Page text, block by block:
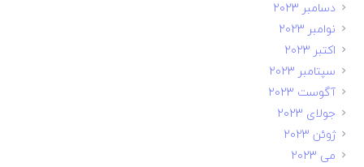
دسامبر 2023
نوامبر 2023
اکتبر 2023
سپتامبر 2023
آگوست 2023
جولای 2023
ژوئن 2023
می 2023